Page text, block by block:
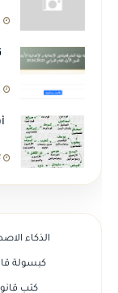
الذكاء
كبسولة
كتب